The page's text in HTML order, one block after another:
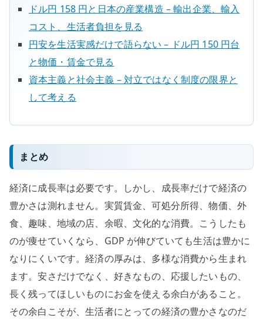
ドル円 158 円と日本の産業構造 – 輸出企業、輸入
コスト、生活者負担を見る
円安を生活実感だけで語らない – ドル円 150 円台
と物価・賃金で見る
資本主義と社会主義 – 対立ではなく制度の限界と
して考える
まとめ
経済に成長率は必要です。しかし、成長率だけで経済の
豊かさは測れません。実質賃金、可処分所得、物価、外
食、趣味、地域の店、余暇、文化的な消費。こうしたも
のが痩せていくなら、GDP が伸びていても生活は豊かに
なりにくいです。経済の厚みは、多様な消費から生まれ
ます。安さだけでなく、好きなもの、応援したいもの、
長く残ってほしいものにお金を使える余白があること。
その余白こそが、生活者にとっての経済の豊かさなのだ